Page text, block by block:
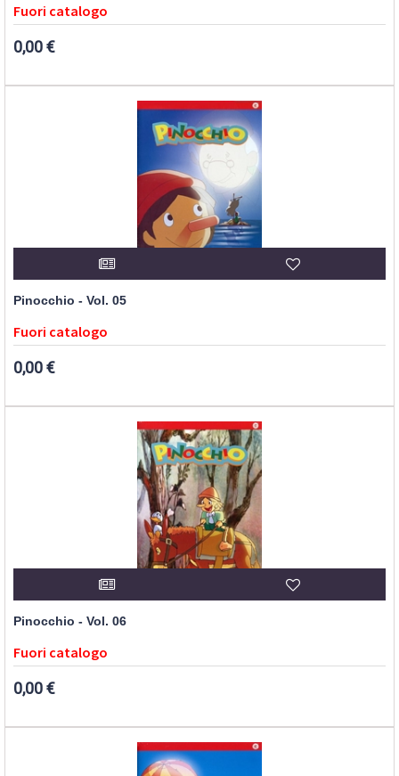
Fuori catalogo
0,00 €
Pinocchio - Vol. 05
Fuori catalogo
0,00 €
Pinocchio - Vol. 06
Fuori catalogo
0,00 €